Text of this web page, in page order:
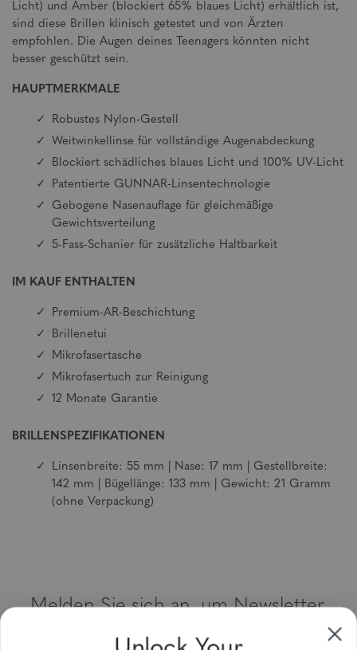
Licht) und Amber (blockiert 65% blaues Licht) erhältlich ist,
sind diese Brillen klinisch getestet und von Ärzten
empfohlen. Die Augen deines Teenagers könnten nicht
besser geschützt sein.
HAUPTMERKMALE
Robustes Nylon-Gestell
Weitwinkellinse für vollständige Augenabdeckung
Blockiert schädliches blaues Licht und 100% UV-Licht
Patentierte GUNNAR-Linsentechnologie
Gebogene Nasenauflage für gleichmäßige
Gewichtsverteilung
5-Fass-Schanier für zusätzliche Haltbarkeit
IM KAUF ENTHALTEN
Premium-AR-Beschichtung
Brillenetui
Mikrofasertasche
Mikrofasertuch zur Reinigung
12 Monate Garantie
BRILLENSPEZIFIKATIONEN
Linsenbreite: 55 mm | Nase: 17 mm | Gestellbreite:
142 mm | Bügellänge: 133 mm | Gewicht: 21 Gramm
(ohne Verpackung)
Melden Sie sich an, um Newsletter,
Sonderangebote und Gutscheine zu